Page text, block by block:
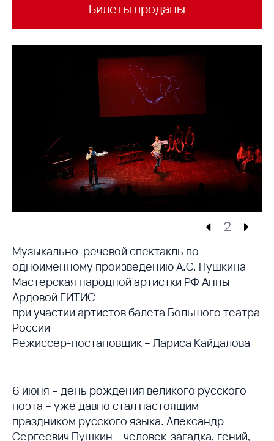
Билеты проданы
2
Музыкально-речевой спектакль по
одноименному произведению А.С. Пушкина
Мастерская народной артистки РФ Анны
Ардовой ГИТИС
при участии артистов балета Большого театра
России
Режиссер-постановщик – Лариса Кайдалова
6 июня – день рождения великого русского
поэта – уже давно стал настоящим
праздником русского языка. Александр
Сергеевич Пушкин – человек-загадка, гений,